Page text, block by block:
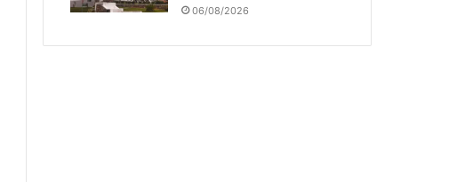
06/08/2026